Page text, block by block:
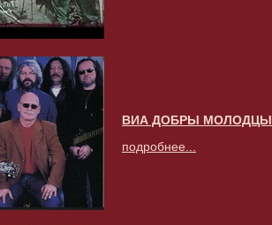
ВИА ДОБРЫ МОЛОДЦЫ
подробнее...